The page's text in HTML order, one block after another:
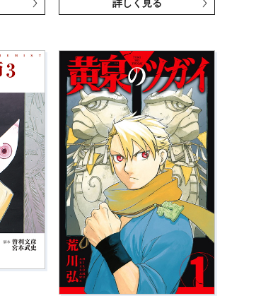
詳しく見る